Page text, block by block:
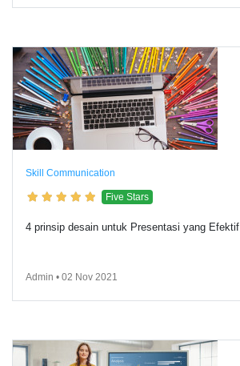
Skill Communication
Five Stars
4 prinsip desain untuk Presentasi yang Efektif
Admin • 02 Nov 2021